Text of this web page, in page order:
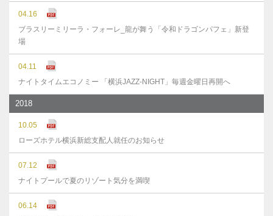
04.16
ブラスリーミリーラ・フォーレ_龍が舞う「令和ドラゴンパフェ」新登
場
04.11
ナイトタイムエコノミー 「横浜JAZZ-NIGHT」毎週金曜日再開へ
2018
10.05
ローズホテル横浜新総支配人就任のお知らせ
07.12
ナイトプールで夏のリゾート気分を満喫
06.14